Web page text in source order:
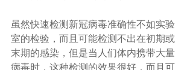
虽然快速检测新冠病毒准确性不如实验
室的检验，而且可能检测不出在初期或
末期的感染，但是当人们体内携带大量
病毒时，这种检测的效果很好，而且可